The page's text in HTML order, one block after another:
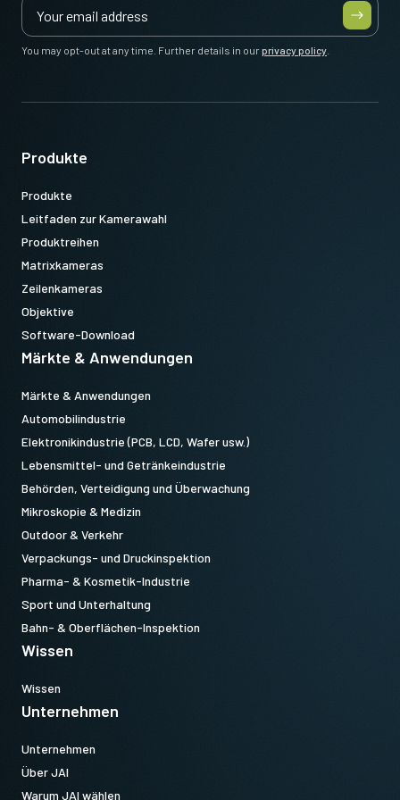
(LKK-CL-S-MDR-SDR-DM)
Ermöglicht Power-over-Camera Link (PoCL)
You may opt-out at any time. Further details in ourprivacy policy
Produkte
Produkte
Leitfaden zur Kamerawahl
Produktreihen
Matrixkameras
Zeilenkameras
Objektive
Software-Download
Märkte & Anwendungen
Märkte & Anwendungen
Automobilindustrie
Elektronikindustrie (PCB, LCD, Wafer usw.)
Lebensmittel- und Getränkeindustrie
Behörden, Verteidigung und Überwachung
Mikroskopie & Medizin
Outdoor & Verkehr
Verpackungs- und Druckinspektion
Pharma- & Kosmetik-Industrie
Sport und Unterhaltung
Bahn- & Oberflächen-Inspektion
Wissen
Wissen
Unternehmen
Unternehmen
Über JAI
Warum JAI wählen